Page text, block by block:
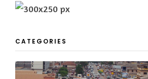
CATEGORIES